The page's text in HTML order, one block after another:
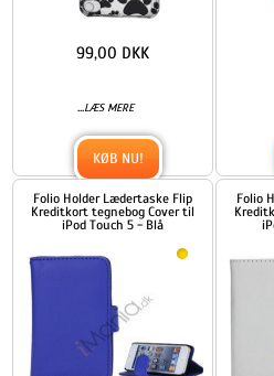
...LÆS MERE
99,00 DKK
KØB NU!
Folio Holder Lædertaske Flip
Kreditkort tegnebog Cover til
iPod Touch 5 - Blå
Folio